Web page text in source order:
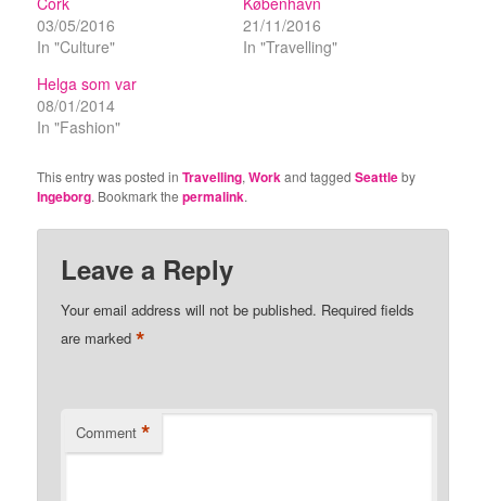
03/05/2016
In "Culture"
21/11/2016
In "Travelling"
Helga som var
08/01/2014
In "Fashion"
This entry was posted inTravelling,Workand taggedSeattleby
Ingeborg. Bookmark thepermalink.
Leave a Reply
Your email address will not be published. Required fields
are marked*
Comment *